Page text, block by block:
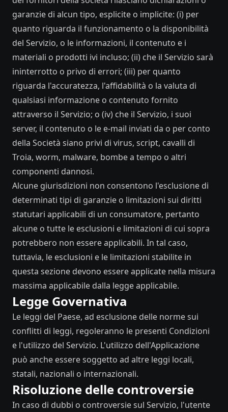
garanzie di alcun tipo, esplicite o implicite: (i) per
quanto riguarda il funzionamento o la disponibilità
del Servizio, o le informazioni, il contenuto e i
materiali o prodotti ivi incluso; (ii) che il Servizio sarà
ininterrotto o privo di errori; (iii) per quanto
riguarda l'accuratezza, l'affidabilità o la valuta di
qualsiasi informazione o contenuto fornito
attraverso il Servizio; o (iv) che il Servizio, i suoi
server, il contenuto o le e-mail inviati da o per conto
della Società siano privi di virus, script, cavalli di
Troia, worm, malware, bombe a tempo o altri
componenti dannosi.
Alcune giurisdizioni non consentono l'esclusione di
determinati tipi di garanzie o limitazioni sui diritti
statutari applicabili di un consumatore, pertanto
alcune o tutte le esclusioni e limitazioni di cui sopra
potrebbero non essere applicabili. In tal caso,
tuttavia, le esclusioni e le limitazioni stabilite in
questa sezione devono essere applicate nella misura
massima applicabile dalla legge applicabile.
Legge Governativa
Le leggi del Paese, ad esclusione delle norme sui
conflitti di leggi, regoleranno le presenti Condizioni
e l'utilizzo del Servizio. L'utilizzo dell'Applicazione
può anche essere soggetto ad altre leggi locali,
statali, nazionali o internazionali.
Risoluzione delle controversie
In caso di dubbi o controversie sul Servizio, l'utente